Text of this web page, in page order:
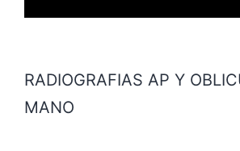
RADIOGRAFIAS AP Y
MANO